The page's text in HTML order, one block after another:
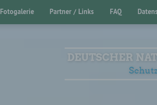
Fotogalerie Partner / Links FAQ
DEUTSCHER